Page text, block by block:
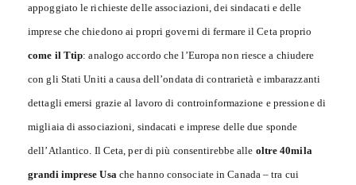
appoggiato le richieste delle associazioni, dei sindacati e delle
imprese che chiedono ai propri governi di fermare il Ceta proprio
come il Ttip: analogo accordo che l’Europa non riesce a chiudere
con gli Stati Uniti a causa dell’ondata di contrarietà e imbarazzanti
dettagli emersi grazie al lavoro di controinformazione e pressione di
migliaia di associazioni, sindacati e imprese delle due sponde
dell’Atlantico. Il Ceta, per di più consentirebbe alle oltre 40mila
grandi imprese Usa che hanno consociate in Canada – tra cui